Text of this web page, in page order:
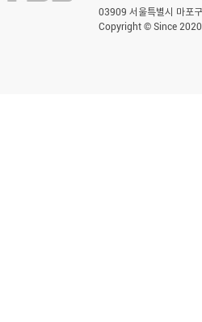
03909 서울특별시 마포
Copyright © Since